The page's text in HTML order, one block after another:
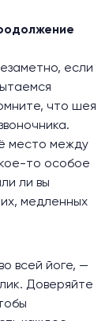
если
что шея
место между
то особое
ли вы
медленных
всей йоге, —
Доверяйте